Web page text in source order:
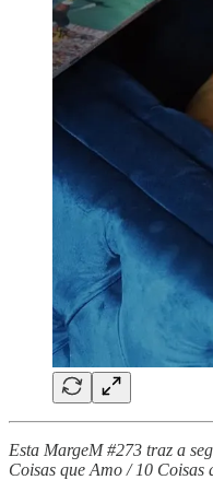
Esta MargeM #273 traz a
Coisas que Amo / 10 Coisas